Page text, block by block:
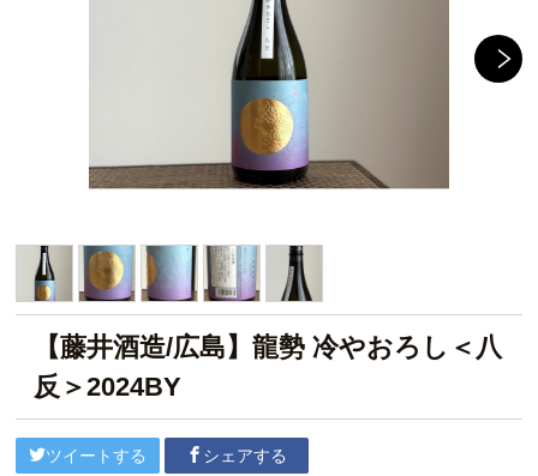
【藤井酒造/広島】龍勢 冷やおろし＜八
反＞2024BY
ツイートする シェアする